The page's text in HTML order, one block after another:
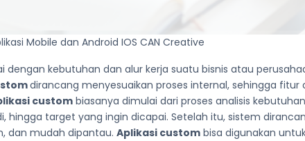
Mobile dan Android IOS CAN Creative
dengan kebutuhan dan alur kerja suatu bisnis atau
dirancang menyesuaikan proses internal, sehingga
custombiasanya dimulai dari proses analisis
hingga target yang ingin dicapai. Setelah itu, sistem
dan mudah dipantau.Aplikasi custom bisa digunakan